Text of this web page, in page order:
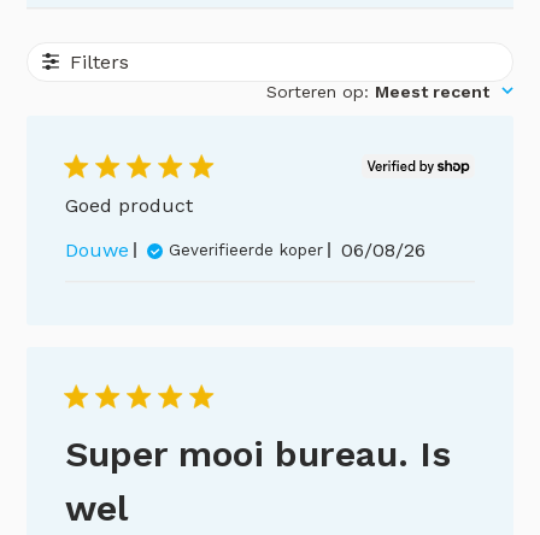
Filters
Sorteren op: Meest recent
Goed product
Douwe
Geverifieerde koper Publicatiedatum
06/08/26
Super mooi bureau. Is
wel